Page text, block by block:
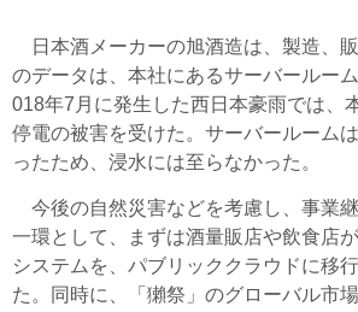
日本酒メーカーの旭酒造は、製造、
のデータは、本社にあるサーバールー
018年7月に発生した西日本豪雨では、
停電の被害を受けた。サーバールーム
ったため、浸水には至らなかった。
今後の自然災害などを考慮し、事業
一環として、まずは酒量販店や飲食店
システムを、パブリッククラウドに移
た。同時に、「獺祭」のグローバル市